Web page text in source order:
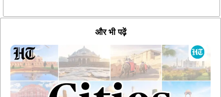
और भी पढ़ें